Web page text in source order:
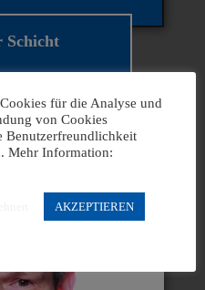
Schicht
für die Analyse und
von Cookies
Benutzerfreundlichkeit
Mehr Information:
AKZEPTIEREN